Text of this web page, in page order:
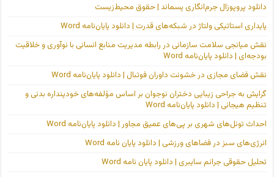
دانلود پروپوزال جرم‌انگاری پسماند | حقوق محیط‌زیست
پایداری استاتیکی ولتاژ در شبکه‌های قدرت | دانلود پایان‌نامه Word
نقش میانجی سلامت سازمانی در رابطه مدیریت منابع انسانی با نوآوری و خلاقیت
بودجه‌ای | دانلود پایان‌نامه Word
نقش فضای مجازی در خشونت داوران فوتبال | دانلود پایان‌نامه Word
گرایش به جراحی زیبایی دختران نوجوان بر اساس مؤلفه‌های خودپنداره بدنی و
تنظیم هیجانی | دانلود پایان‌نامه Word
احداث تونل‌های شهری بر پی‌های عمیق مجاور | دانلود پایان‌نامه Word
انرژی‌های سبز در فضاهای ورزشی | دانلود پایان نامه Word
تحلیل حقوقی جرائم سایبری | دانلود پایان نامه Word